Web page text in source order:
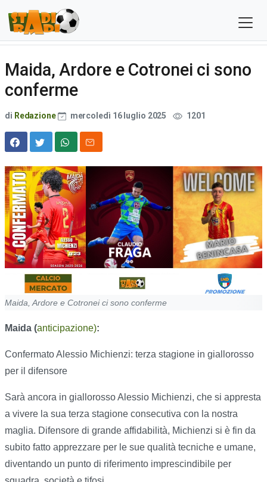
Maida, Ardore e Cotronei ci sono
conferme
di Redazione mercoledì 16 luglio 2025 1201
Maida, Ardore e Cotronei ci sono conferme
Maida (anticipazione):
Confermato Alessio Michienzi: terza stagione in giallorosso
per il difensore
Sarà ancora in giallorosso Alessio Michienzi, che si appresta
a vivere la sua terza stagione consecutiva con la nostra
maglia. Difensore di grande affidabilità, Michienzi si è fin da
subito fatto apprezzare per le sue qualità tecniche e umane,
diventando un punto di riferimento imprescindibile per